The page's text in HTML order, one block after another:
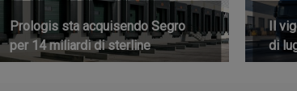
Prologis sta acquisendo Segro
per 14 miliardi di sterline
Il
di